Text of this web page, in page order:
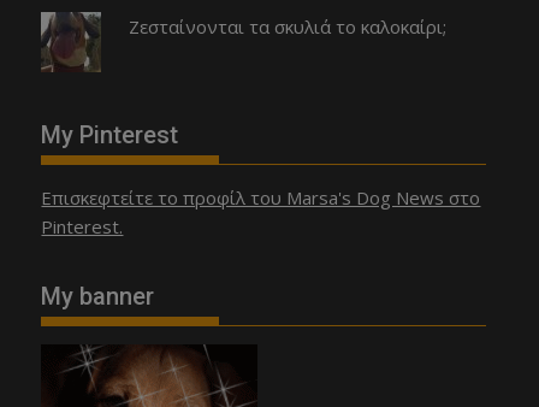
Ζεσταίνονται τα σκυλιά το καλοκαίρι;
My Pinterest
Επισκεφτείτε το προφίλ του Marsa's Dog News στο
Pinterest.
My banner